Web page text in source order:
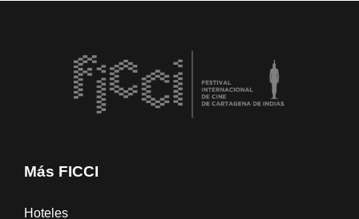
Más FICCI
Hoteles